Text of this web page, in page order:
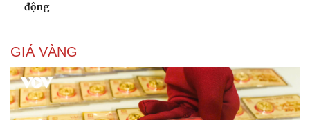
động
GIÁ VÀNG